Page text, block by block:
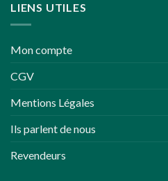
LIENS UTILES
Mon compte
CGV
Mentions Légales
Ils parlent de nous
Revendeurs